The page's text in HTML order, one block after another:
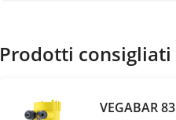
Prodotti consigliati
VEGABAR 83